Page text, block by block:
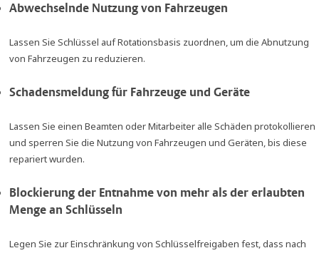
Abwechselnde Nutzung von Fahrzeugen
Lassen Sie Schlüssel auf Rotationsbasis zuordnen, um die Abnutzung
von Fahrzeugen zu reduzieren.
Schadensmeldung für Fahrzeuge und Geräte
Lassen Sie einen Beamten oder Mitarbeiter alle Schäden protokollieren
und sperren Sie die Nutzung von Fahrzeugen und Geräten, bis diese
repariert wurden.
Blockierung der Entnahme von mehr als der erlaubten
Menge an Schlüsseln
Legen Sie zur Einschränkung von Schlüsselfreigaben fest, dass nach